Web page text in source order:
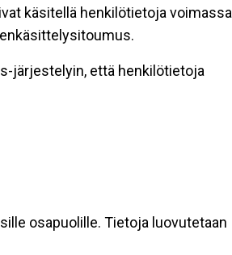
käsitellä henkilötietoja voimassa
järjestelyin, että henkilötietoja
osapuolille. Tietoja luovutetaan